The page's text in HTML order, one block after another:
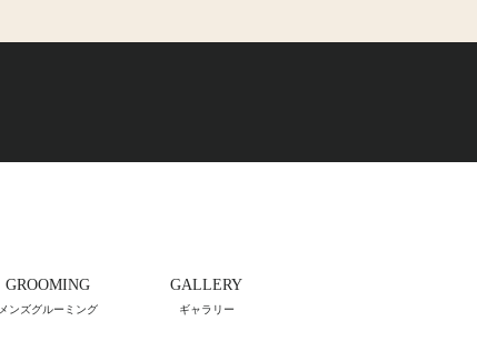
GROOMING
メンズグルーミング
GALLERY
ギャラリー